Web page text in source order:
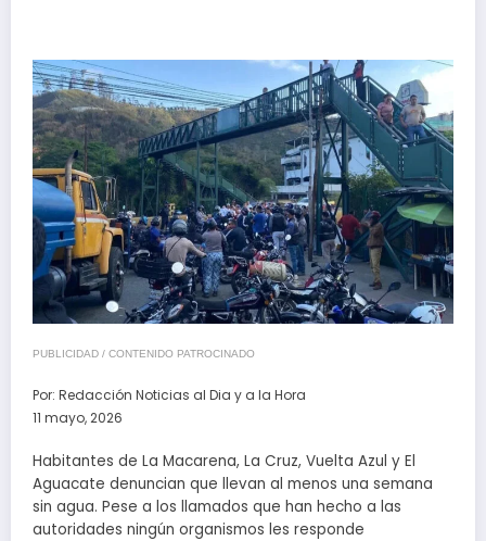
PUBLICIDAD / CONTENIDO PATROCINADO
Por: Redacción Noticias al Dia y a la Hora
11 mayo, 2026
Habitantes de La Macarena, La Cruz, Vuelta Azul y El
Aguacate denuncian que llevan al menos una semana
sin agua. Pese a los llamados que han hecho a las
autoridades ningún organismos les responde